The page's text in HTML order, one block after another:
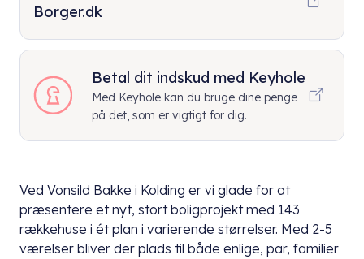
Ved Vonsild Bakke i Kolding er vi glade for at
præsentere et nyt, stort boligprojekt med 143
rækkehuse i ét plan i varierende størrelser. Med 2-5
værelser bliver der plads til både enlige, par, familier
Borger.dk
Betal dit indskud med Keyhole
Med Keyhole kan du bruge dine penge
på det, som er vigtigt for dig.